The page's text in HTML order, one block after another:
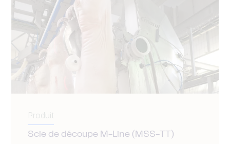
Produit
Scie de découpe M-Line (MSS-TT)